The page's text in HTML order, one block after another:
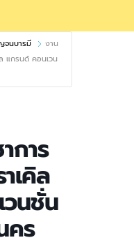
จนบารมี
งาน
แกรนด์ คอนเวน
การ
เคิล
นชั่น
คร